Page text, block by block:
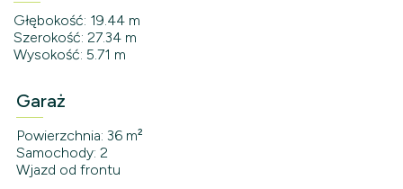
Głębokość: 19.44 m
Szerokość: 27.34 m
Wysokość: 5.71 m
Garaż
Powierzchnia: 36 m²
Samochody: 2
Wjazd od frontu